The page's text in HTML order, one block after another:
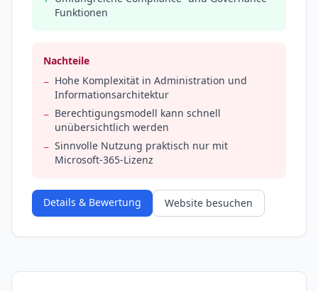
Funktionen
Nachteile
− Hohe Komplexität in Administration und
Informationsarchitektur
− Berechtigungsmodell kann schnell
unübersichtlich werden
− Sinnvolle Nutzung praktisch nur mit
Microsoft-365-Lizenz
Details & Bewertung Website besuchen